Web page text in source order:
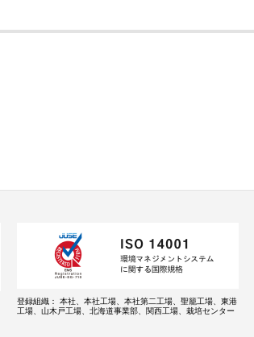
登録組織：
本社、本社工場、本社第二工場、聖籠工場、東港
工場、山木戸工場、北海道事業部、関西工場、栽培センター